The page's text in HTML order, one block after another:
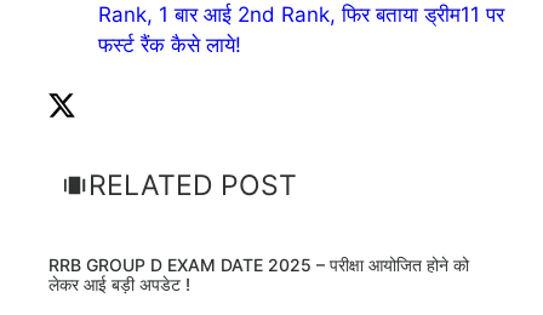
Rank, 1 बार आई 2nd Rank, फिर बताया ड्रीम11 पर
फर्स्ट रैंक कैसे लाये!
RELATED POST
RRB GROUP D EXAM DATE 2025 – परीक्षा आयोजित होने को
लेकर आई बड़ी अपडेट !